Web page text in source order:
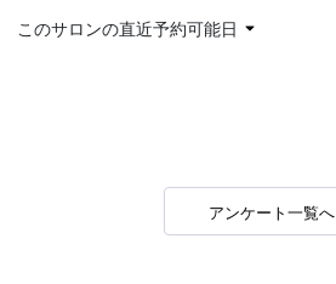
このサロンの直近予約可能日
アンケート一覧へ